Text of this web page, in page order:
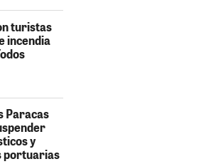
turistas
incendia
Paracas
y
portuarias